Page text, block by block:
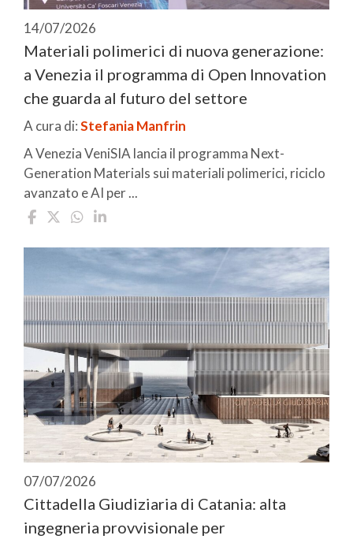
14/07/2026
Materiali polimerici di nuova generazione:
a Venezia il programma di Open Innovation
che guarda al futuro del settore
A cura di:Stefania Manfrin
A Venezia VeniSIA lancia il programma Next-
Generation Materials sui materiali polimerici, riciclo
avanzato e AI per ...
07/07/2026
Cittadella Giudiziaria di Catania: alta
ingegneria provvisionale per